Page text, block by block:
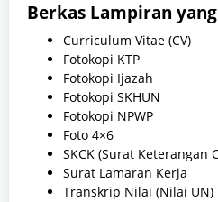
Berkas Lampiran
Curriculum Vitae (CV)
Fotokopi KTP
Fotokopi Ijazah
Fotokopi SKHUN
Fotokopi NPWP
Foto 4×6
SKCK (Surat Keterangan
Surat Lamaran Kerja
Transkrip Nilai (Nilai UN)